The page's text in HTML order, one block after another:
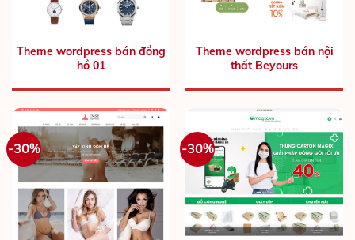
Theme wordpress bán đồng
hồ 01
Theme wordpress bán nội
thất Beyours
-30% -30%